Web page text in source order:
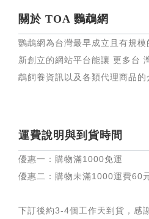
關於 TOA 鸚鵡網
鸚鵡網為台灣最早成立且有規
新創立的網站平台能讓 更多台
鵡飼養資訊以及各類代理商品的
運費說明與到貨時間
優惠一：購物滿1000免運
優惠二：購物未滿1000運費60
下訂後約3-4個工作天到貨，感